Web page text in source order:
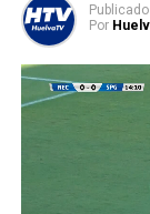
Publicado
Por